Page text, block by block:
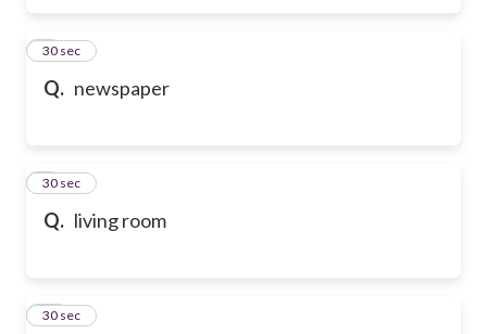
Q. newspaper
8
30 sec
Q. living room
9
30 sec
10
30 sec